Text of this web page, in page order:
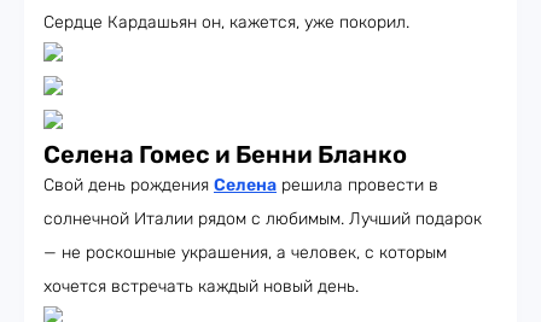
Сердце Кардашьян он, кажется, уже покорил.
Селена Гомес и Бенни Бланко
Свой день рождения Селена решила провести в
солнечной Италии рядом с любимым. Лучший подарок
— не роскошные украшения, а человек, с которым
хочется встречать каждый новый день.